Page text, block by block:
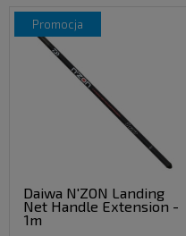
Daiwa N'ZON Landing
Net Handle Extension -
1m
promocja